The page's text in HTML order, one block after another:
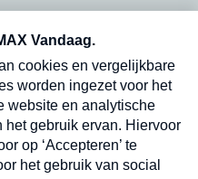
dinsdagochtend in
Verzend